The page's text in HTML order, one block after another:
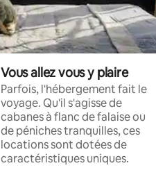
Vous allez vous y plaire
Parfois, l'hébergement fait le
voyage. Qu'il s'agisse de
cabanes à flanc de falaise ou
de péniches tranquilles, ces
locations sont dotées de
caractéristiques uniques.